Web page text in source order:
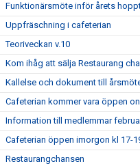
Funktionärsmöte inför årets
Uppfräschning i cafeterian
Teoriveckan v.10
Kom ihåg att sälja Restaurang
Kallelse och dokument till
Cafeterian kommer vara öppen
Information till medlemmar
Cafeterian öppen imorgon kl 17-
Restaurangchansen